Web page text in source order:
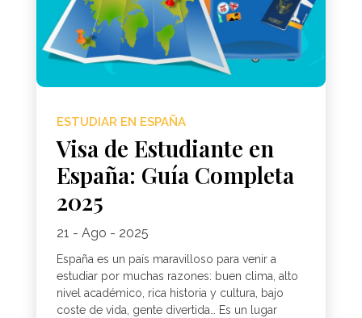
ESTUDIAR EN ESPAÑA
Visa de Estudiante en
España: Guía Completa
2025
21 - Ago - 2025
España es un país maravilloso para venir a
estudiar por muchas razones: buen clima, alto
nivel académico, rica historia y cultura, bajo
coste de vida, gente divertida… Es un lugar